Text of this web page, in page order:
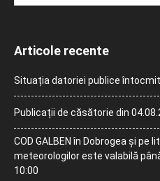
Articole recente
Situația datoriei publice
Publicații de căsătorie din
COD GALBEN în Dobrogea și pe
meteorologilor este valabilă
10:00